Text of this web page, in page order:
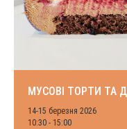
МУСОВІ ТОРТИ ТА
14-15 березня 2026
10:30 - 15:00